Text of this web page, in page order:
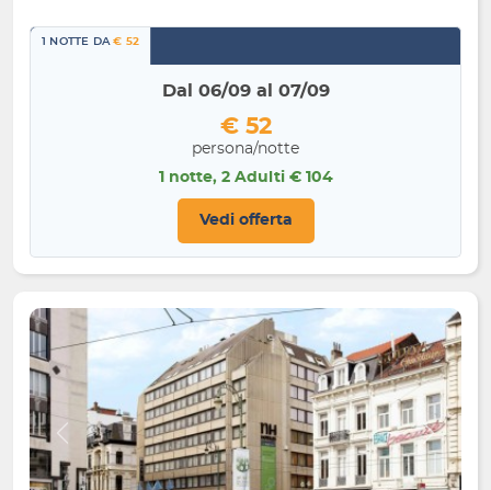
1 NOTTE DA€ 52
Dal 06/09 al 07/09
€ 52
persona/notte
1 notte, 2 Adulti € 104
Vedi offerta
Indietro Avanti